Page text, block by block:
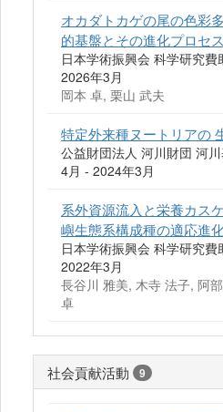
オカダトカゲの尾の色彩
的基盤とその進化プロセ
日本学術振興会 科学研究
2026年3月
岡本 卓, 栗山 武夫
特定外来種ヌートリアの
公益財団法人 河川財団 河
4月 - 2024年3月
系外資源流入と栄養カス
嶼生態系構成種の適応進
日本学術振興会 科学研究
2022年3月
長谷川 雅美, 木寺 法子, 阿
卓
社会貢献活動 9